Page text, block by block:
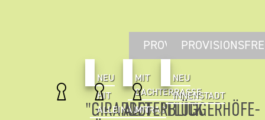
NEU
HIT
ALLEINAUFTRAG
"GIRARDET
PROVISIONSFREI
MIT
DACHTERRASSE
MIT
ALSTERBLICK
NEU
INNENSTADT
"FLÜGGERHÖFE-